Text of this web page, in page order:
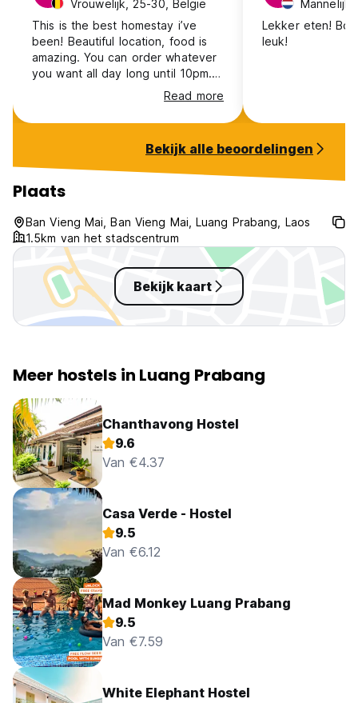
Vrouwelijk, 25-30, België
This is the best homestay i’ve
been! Beautiful location, food is
amazing. You can order whatever
you want all day long until 10pm.
Staff helps you with booking a
taxi or tuktuk to the city center.
You can walk there as well, it’s
amazing people there. Swimming
in the river was also very nice
Read more
Lekker eten!
leuk!
Bekijk alle beoordelingen
Plaats
Ban Vieng Mai, Ban Vieng Mai, Luang Prabang, Laos
1.5km van het stadscentrum
Bekijk kaart
Meer hostels in Luang Prabang
Chanthavong Hostel
9.6
Van €4.37
Casa Verde - Hostel
9.5
Van €6.12
Mad Monkey Luang Prabang
9.5
Van €7.59
White Elephant Hostel